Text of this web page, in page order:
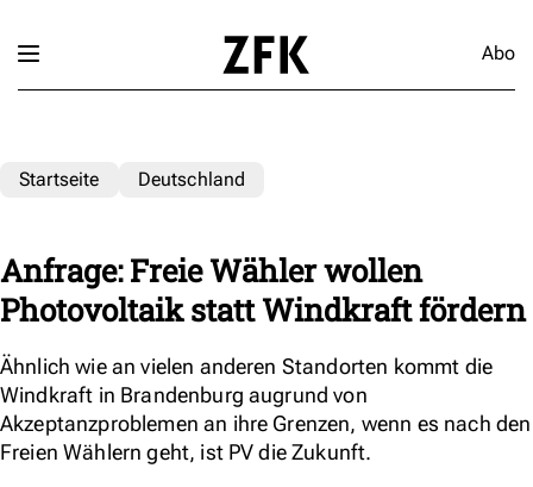
Abo
Startseite Deutschland
Anfrage: Freie Wähler wollen
Photovoltaik statt Windkraft fördern
Ähnlich wie an vielen anderen Standorten kommt die
Windkraft in Brandenburg augrund von
Akzeptanzproblemen an ihre Grenzen, wenn es nach den
Freien Wählern geht, ist PV die Zukunft.